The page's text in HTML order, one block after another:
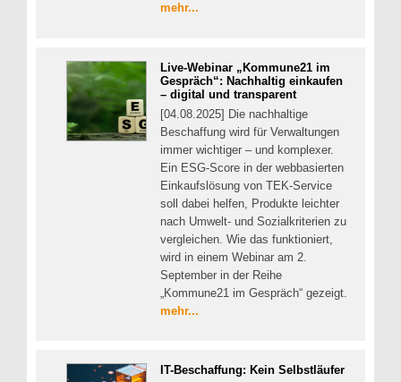
mehr...
Live-Webinar „Kommune21 im
Gespräch“: Nachhaltig einkaufen
– digital und transparent
[04.08.2025] Die nachhaltige
Beschaffung wird für Verwaltungen
immer wichtiger – und komplexer.
Ein ESG-Score in der webbasierten
Einkaufslösung von TEK-Service
soll dabei helfen, Produkte leichter
nach Umwelt- und Sozialkriterien zu
vergleichen. Wie das funktioniert,
wird in einem Webinar am 2.
September in der Reihe
„Kommune21 im Gespräch“ gezeigt.
mehr...
IT-Beschaffung: Kein Selbstläufer